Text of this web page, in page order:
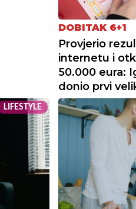
DOBITAK 6+1
Provjerio
internetu i
50.000 eura:
donio prvi
LIFESTYLE